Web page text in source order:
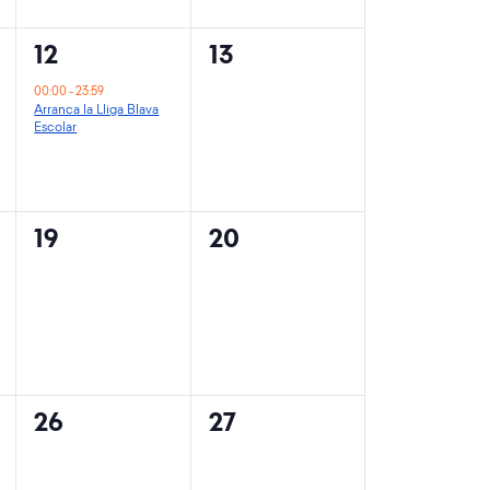
1
event,
12
00:00-23:59
Arranca la Lliga Blava
Escolar
0
13
0
19
0
20
0
26
0
27